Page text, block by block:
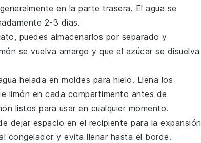
en la parte trasera. El agua se
2-3 días.
puedes almacenarlos por separado y
se vuelva amargo y que el azúcar se disuelva
helada en moldes para hielo. Llena los
limón en cada compartimento antes de
listos para usar en cualquier momento.
dejar espacio en el recipiente para la expansión
congelador y evita llenar hasta el borde.